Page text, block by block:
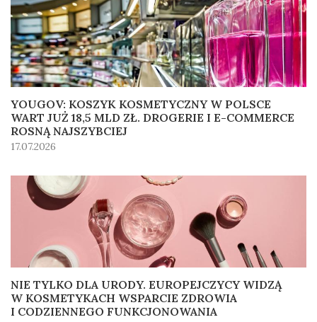
YOUGOV: KOSZYK KOSMETYCZNY W POLSCE
WART JUŻ 18,5 MLD ZŁ. DROGERIE I E-COMMERCE
ROSNĄ NAJSZYBCIEJ
17.07.2026
NIE TYLKO DLA URODY. EUROPEJCZYCY WIDZĄ
W KOSMETYKACH WSPARCIE ZDROWIA
I CODZIENNEGO FUNKCJONOWANIA